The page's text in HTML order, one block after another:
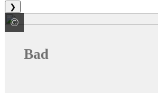
❯
© Saint-Gobain Rigips GmbH
Bad